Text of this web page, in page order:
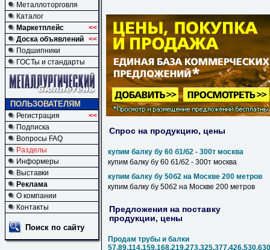
Металлоторговля
Каталог
Маркетплейс
<<
Доска объявлений <<
Подшипники
ГОСТы и стандарты
ПОЛЬЗОВАТЕЛЯМ
Регистрация
<<
Подписка
Вопросы FAQ
Разделы
Информеры
Выставки
Реклама
О компании
Контакты
Поиск по сайту
Спрос на продукцию, цены
купим балку бу 60 б1/б2 - 300т москва
купим балку бу 60 б1/б2 - 300т москва
купим балку бу 50б2 на Москве 200 метров
купим балку бу 50б2 на Москве 200 метров
Предложения на поставку
продукции, цены
Продам трубы и балки